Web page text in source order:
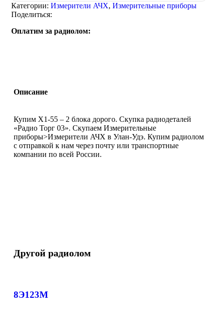
Категории: Измерители АЧХ, Измерительные приборы
Поделиться:
Оплатим за радиолом:
Описание
Купим X1-55 – 2 блока дорого. Скупка радиодеталей
«Радио Торг 03». Скупаем Измерительные
приборы>Измерители АЧХ в Улан-Удэ. Купим радиолом
с отправкой к нам через почту или транспортные
компании по всей России.
Другой радиолом
8Э123М